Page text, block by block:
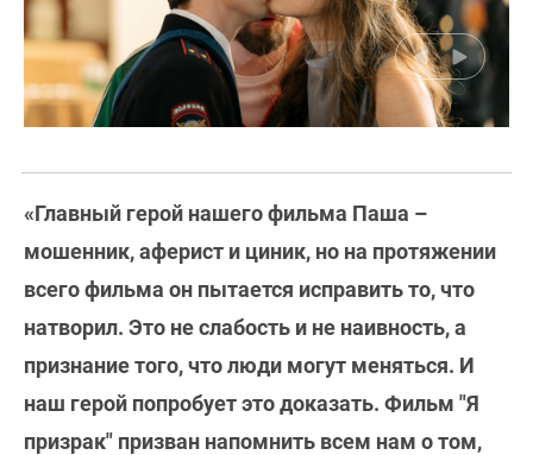
«Главный герой нашего фильма Паша –
мошенник, аферист и циник, но на протяжении
всего фильма он пытается исправить то, что
натворил. Это не слабость и не наивность, а
признание того, что люди могут меняться. И
наш герой попробует это доказать. Фильм "Я
призрак" призван напомнить всем нам о том,